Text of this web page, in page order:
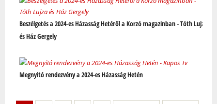
Beszélgetés a 2024-es Házasság Hetéről a Korzó magazinban - Tóth Lujza
és Ház Gergely
Megnyitó rendezvény a 2024-es Házasság Hetén